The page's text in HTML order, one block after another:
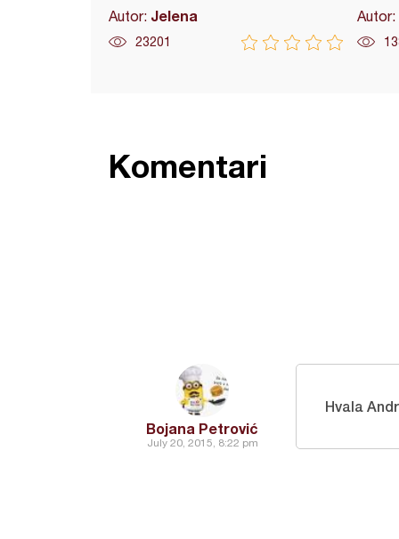
Autor: Jelena
23201
Autor:
Komentari
Bojana Petrović
July 20, 2015, 8:22 pm
Hvala